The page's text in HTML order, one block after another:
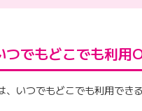
つでもどこでも利用
、いつでもどこでも利用でき